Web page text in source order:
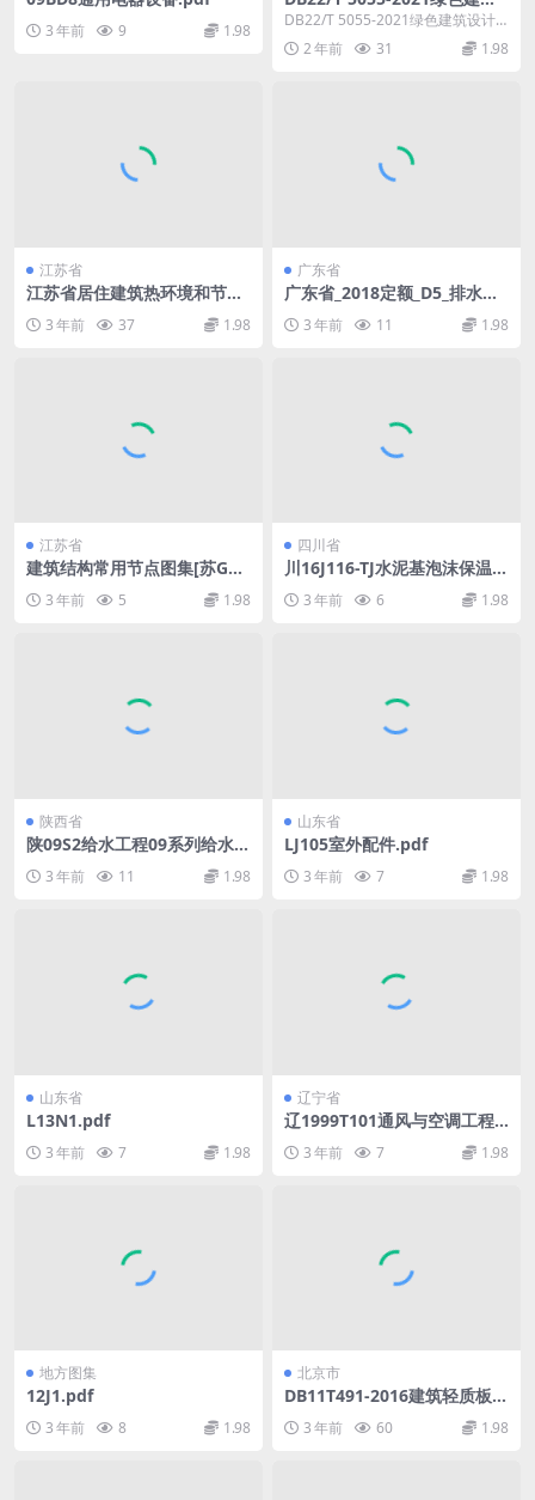
3 年前 9 1.98
设计标准.pdf
DB22/T 5055-2021绿色建筑设计
标准 吉林省工程建设地方标准 根据
吉...2 年前 31 1.98
江苏省
江苏省居住建筑热环境和节能
3 年前 37 1.98
广东省
广东省_2018定额_D5_排水工
3 年前 11 1.98
江苏省
建筑结构常用节点图集[苏G01
3 年前 5 1.98
四川省
川16J116-TJ水泥基泡沫保温
板建筑保温系统建筑构造.pdf
3 年前 6 1.98
陕西省
陕09S2给水工程09系列给水排
3 年前 11 1.98
山东省
LJ105室外配件.pdf
3 年前 7 1.98
山东省
L13N1.pdf
3 年前 7 1.98
辽宁省
辽1999T101通风与空调工程
3 年前 7 1.98
地方图集
12J1.pdf
3 年前 8 1.98
北京市
DB11T491-2016建筑轻质板隔
3 年前 60 1.98